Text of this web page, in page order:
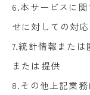
6.本サービスに
せに対しての対応
7.統計情報また
または提供
8.その他上記業